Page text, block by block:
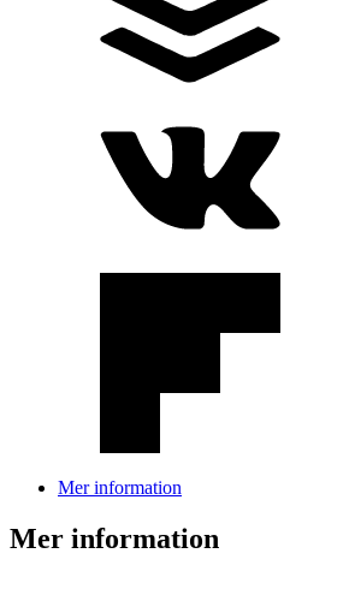
Mer information
Mer information